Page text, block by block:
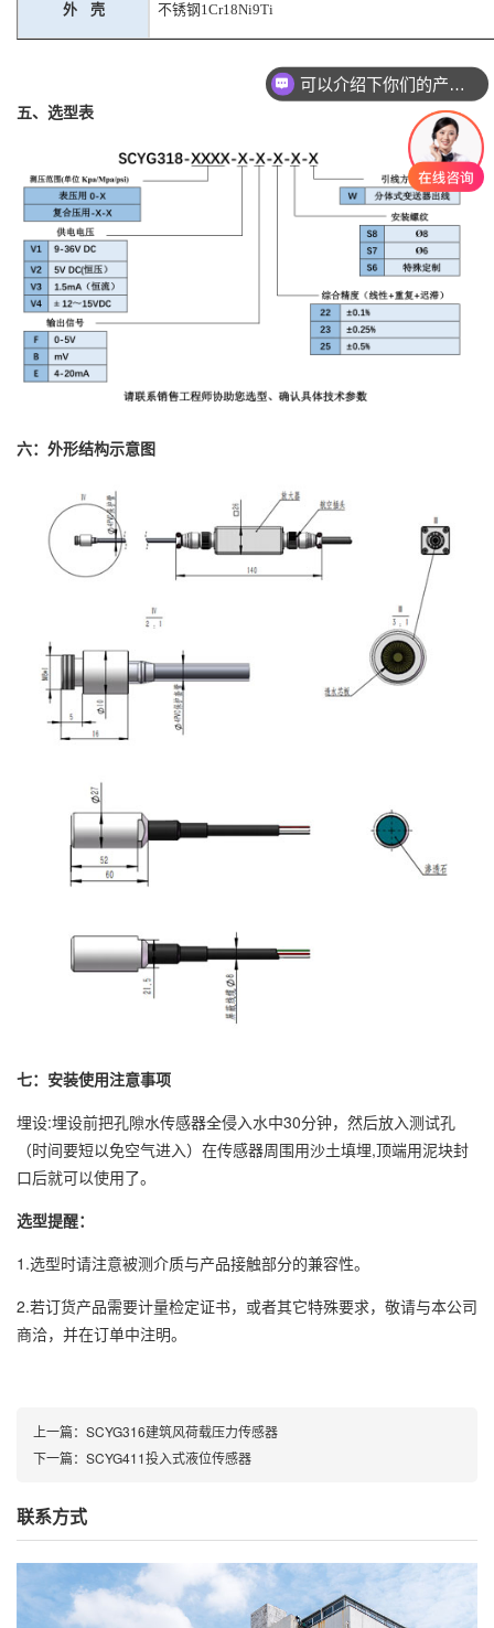
外 壳 不锈钢1Cr18Ni9Ti
五、选型表
六：外形结构示意图
七：安装使用注意事项
埋设:埋设前把孔隙水传感器全侵入水中30分钟，然后放入测试孔
（时间要短以免空气进入）在传感器周围用沙土填埋,顶端用泥块封
口后就可以使用了。
选型提醒：
1.选型时请注意被测介质与产品接触部分的兼容性。
2.若订货产品需要计量检定证书，或者其它特殊要求，敬请与本公司
商洽，并在订单中注明。
上一篇： SCYG316建筑风荷载压力传感器
下一篇： SCYG411投入式液位传感器
联系方式